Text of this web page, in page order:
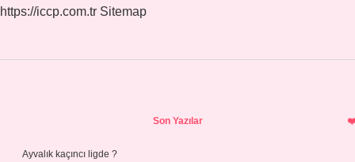
https://iccp.com.tr Sitemap
Son Yazılar
Ayvalık kaçıncı ligde ?